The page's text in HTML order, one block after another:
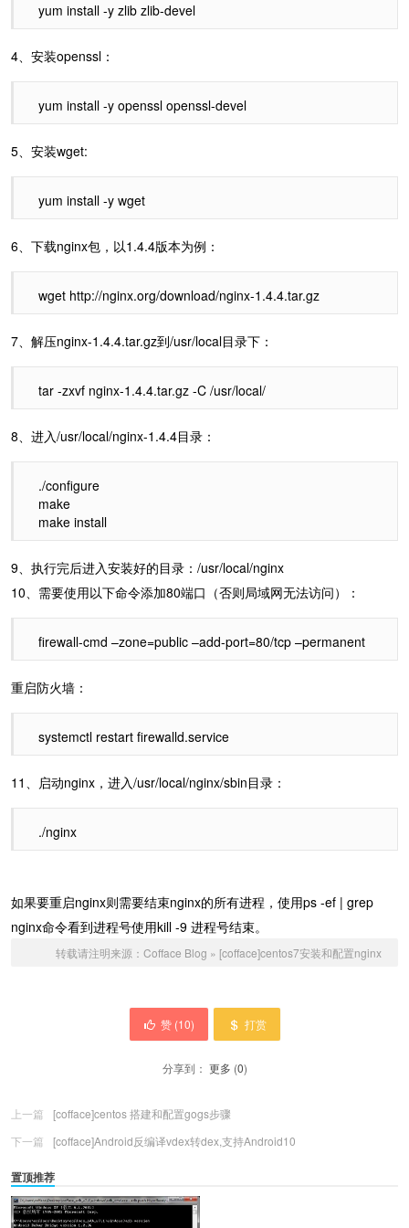
yum install -y zlib zlib-devel
4、安装openssl：
yum install -y openssl openssl-devel
5、安装wget:
yum install -y wget
6、下载nginx包，以1.4.4版本为例：
wget http://nginx.org/download/nginx-1.4.4.tar.gz
7、解压nginx-1.4.4.tar.gz到/usr/local目录下：
tar -zxvf nginx-1.4.4.tar.gz -C /usr/local/
8、进入/usr/local/nginx-1.4.4目录：
./configure
make
make install
9、执行完后进入安装好的目录：/usr/local/nginx
10、需要使用以下命令添加80端口（否则局域网无法访问）：
firewall-cmd –zone=public –add-port=80/tcp –permanent
重启防火墙：
systemctl restart firewalld.service
11、启动nginx，进入/usr/local/nginx/sbin目录：
./nginx
如果要重启nginx则需要结束nginx的所有进程，使用ps -ef | grep
nginx命令看到进程号使用kill -9 进程号结束。
转载请注明来源： Cofface Blog » [cofface]centos7安装和配置nginx
赞 (10) 打赏
分享到： 更多 (0)
上一篇
[cofface]centos 搭建和配置gogs步骤
下一篇
[cofface]Android反编译vdex转dex,支持Android10
置顶推荐